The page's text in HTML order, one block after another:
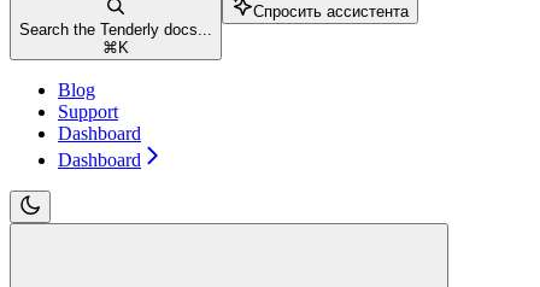
Search the Tenderly docs...
⌘ K
Спросить ассистента
Blog
Support
Dashboard
Dashboard